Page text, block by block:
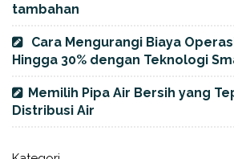
tambahan
Cara Mengurangi Biaya
Hingga 30% dengan Teknologi
Memilih Pipa Air Bersih yang
Distribusi Air